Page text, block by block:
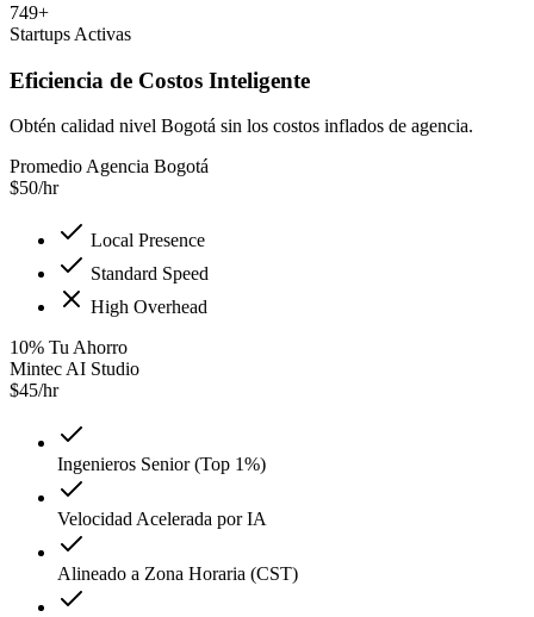
749+
Startups Activas
Eficiencia de Costos Inteligente
Obtén calidad nivel Bogotá sin los costos inflados de agencia.
Promedio Agencia Bogotá
$50/hr
Local Presence
Standard Speed
High Overhead
10% Tu Ahorro
Mintec AI Studio
$45/hr
Ingenieros Senior (Top 1%)
Velocidad Acelerada por IA
Alineado a Zona Horaria (CST)